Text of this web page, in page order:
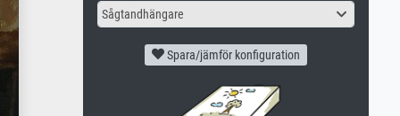
Sågtandhängare
Spara/jämför konfiguration